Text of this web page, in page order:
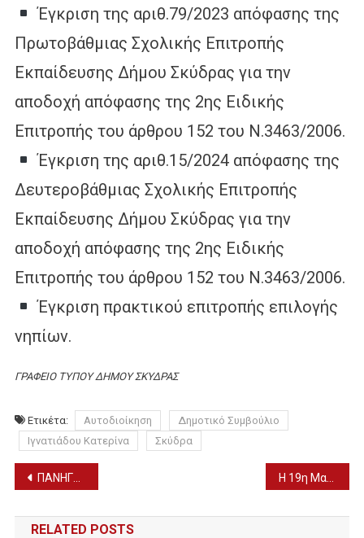
Έγκριση της αριθ.79/2023 απόφασης της
Πρωτοβάθμιας Σχολικής Επιτροπής
Εκπαίδευσης Δήμου Σκύδρας για την
αποδοχή απόφασης της 2ης Ειδικής
Επιτροπής του άρθρου 152 του Ν.3463/2006.
Έγκριση της αριθ.15/2024 απόφασης της
Δευτεροβάθμιας Σχολικής Επιτροπής
Εκπαίδευσης Δήμου Σκύδρας για την
αποδοχή απόφασης της 2ης Ειδικής
Επιτροπής του άρθρου 152 του Ν.3463/2006.
Έγκριση πρακτικού επιτροπής επιλογής
νηπίων.
ΓΡΑΦΕΙΟ ΤΥΠΟΥ ΔΗΜΟΥ ΣΚΥΔΡΑΣ
Ετικέτα: Αυτοδιοίκηση
Δημοτικό Συμβούλιο
Ιγνατιάδου Κατερίνα
Σκύδρα
Πλοήγηση
άρθρων
ΠΑΝΗΓΥΡΙΣ ΑΓΙΩΝ ΚΩΝΣΤΑΝΤΙΝΟΥ ΚΑΙ ΕΛΕΝΗΣ ΚΑΙ ΠΡΟΣΚΥΝΗΣΗ ΤΙΜΙΟΥ ΞΥΛΟΥ ΣΤΑ ΓΙΑΝΝΙΤΣΑ (21/5)
RELATED POSTS